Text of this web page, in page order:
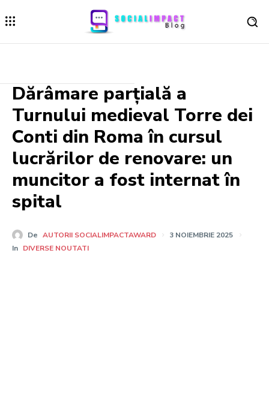
Dărâmare parțială a
Turnului medieval Torre dei
Conti din Roma în cursul
lucrărilor de renovare: un
muncitor a fost internat în
spital
De AUTORII SOCIALIMPACTAWARD
3 NOIEMBRIE 2025
In DIVERSE NOUTATI